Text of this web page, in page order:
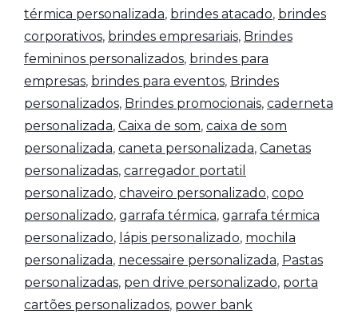
térmica personalizada, brindes atacado, brindes
corporativos, brindes empresariais, Brindes
femininos personalizados, brindes para
empresas, brindes para eventos, Brindes
personalizados, Brindes promocionais, caderneta
personalizada, Caixa de som, caixa de som
personalizada, caneta personalizada, Canetas
personalizadas, carregador portatil
personalizado, chaveiro personalizado, copo
personalizado, garrafa térmica, garrafa térmica
personalizado, lápis personalizado, mochila
personalizada, necessaire personalizada, Pastas
personalizadas, pen drive personalizado, porta
cartões personalizados, power bank